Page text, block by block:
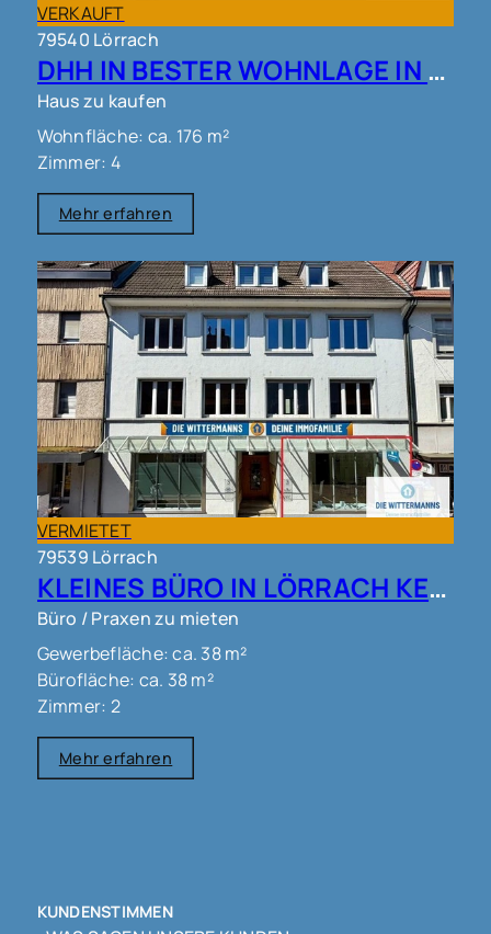
VERKAUFT
79540 Lörrach
DHH IN BESTER WOHNLAGE IN LÖRRACH!!
Haus zu kaufen
Wohnfläche: ca. 176 m²
Zimmer: 4
Mehr erfahren
VERMIETET
79539 Lörrach
KLEINES BÜRO IN LÖRRACH KERNSTADT !!!
Büro / Praxen zu mieten
Gewerbefläche: ca. 38 m²
Bürofläche: ca. 38 m²
Zimmer: 2
Mehr erfahren
KUNDENSTIMMEN